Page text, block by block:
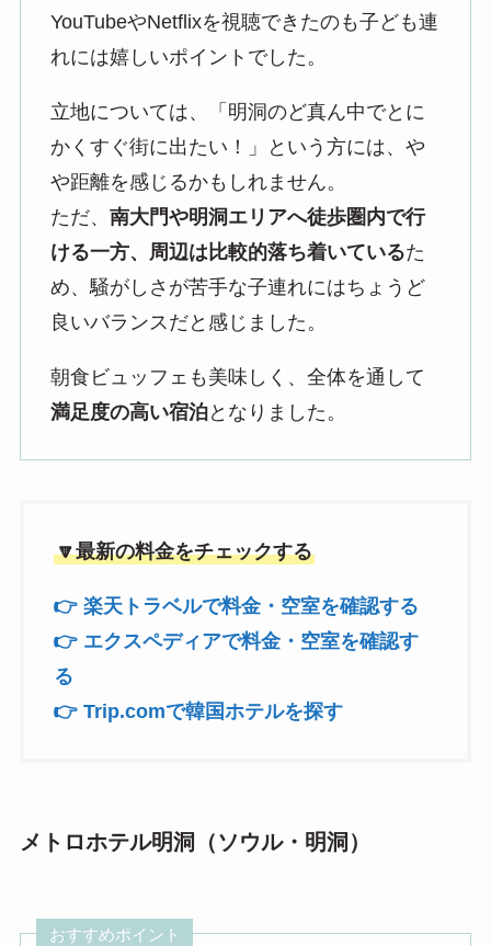
YouTubeやNetflixを視聴できたのも子ども連
れには嬉しいポイントでした。
立地については、「明洞のど真ん中でとに
かくすぐ街に出たい！」という方には、や
や距離を感じるかもしれません。
ただ、 南大門や明洞エリアへ徒歩圏内で行
ける一方、周辺は比較的落ち着いているた
め、騒がしさが苦手な子連れにはちょうど
良いバランスだと感じました。
朝食ビュッフェも美味しく、全体を通して
満足度の高い宿泊となりました。
🔽最新の料金をチェックする
👉 楽天トラベルで料金・空室を確認する
👉 エクスペディアで料金・空室を確認す
る
👉 Trip.comで韓国ホテルを探す
メトロホテル明洞（ソウル・明洞）
おすすめポイント